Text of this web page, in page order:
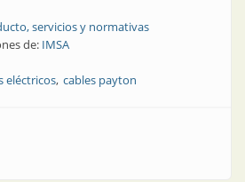
servicios y normativas
de: IMSA
eléctricos cables payton
| Cables Payton, potencia en